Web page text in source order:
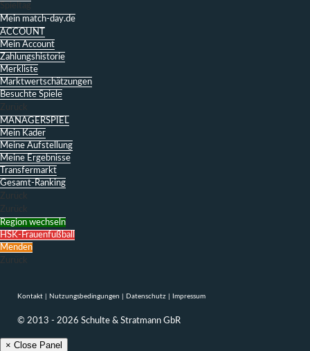
Spieltag
Mein match-day.de
ACCOUNT
Mein Account
Zahlungshistorie
Merkliste
Marktwertschätzungen
Besuchte Spiele
Zurück
MANAGERSPIEL
Mein Kader
Meine Aufstellung
Meine Ergebnisse
Transfermarkt
Gesamt-Ranking
Zurück
Zurück
Region wechseln
HSK-Frauenfußball
Menden
Zurück
Kontakt Nutzungsbedingungen Datenschutz Impressum
© 2013 - 2026 Schulte & Stratmann GbR
× Close Panel